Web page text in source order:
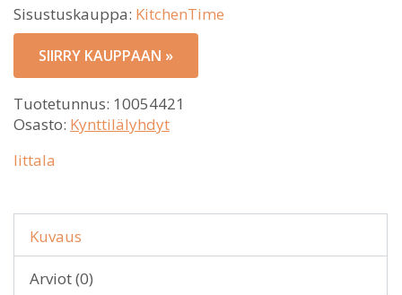
Sisustuskauppa: KitchenTime
SIIRRY KAUPPAAN »
Tuotetunnus: 10054421
Osasto: Kynttilälyhdyt
Iittala
Kuvaus
Arviot (0)